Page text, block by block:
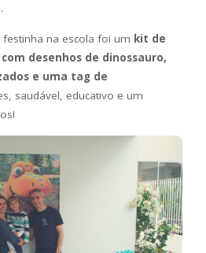
festinha na escola foi um kit de
com desenhos de dinossauro,
e uma tag de
saudável, educativo e um